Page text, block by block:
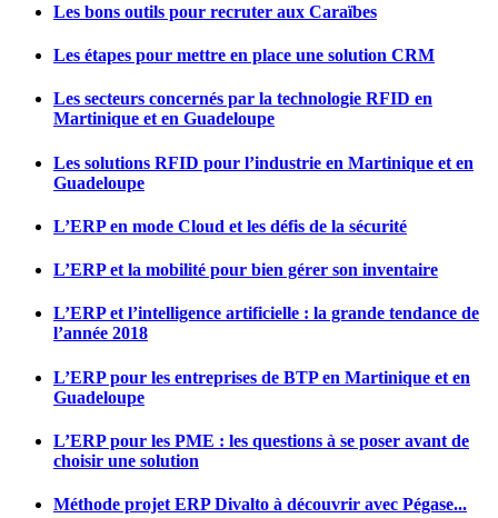
Les bons outils pour recruter aux Caraïbes
Les étapes pour mettre en place une solution CRM
Les secteurs concernés par la technologie RFID en
Martinique et en Guadeloupe
Les solutions RFID pour l’industrie en Martinique et en
Guadeloupe
L’ERP en mode Cloud et les défis de la sécurité
L’ERP et la mobilité pour bien gérer son inventaire
L’ERP et l’intelligence artificielle : la grande tendance de
l’année 2018
L’ERP pour les entreprises de BTP en Martinique et en
Guadeloupe
L’ERP pour les PME : les questions à se poser avant de
choisir une solution
Méthode projet ERP Divalto à découvrir avec Pégase...